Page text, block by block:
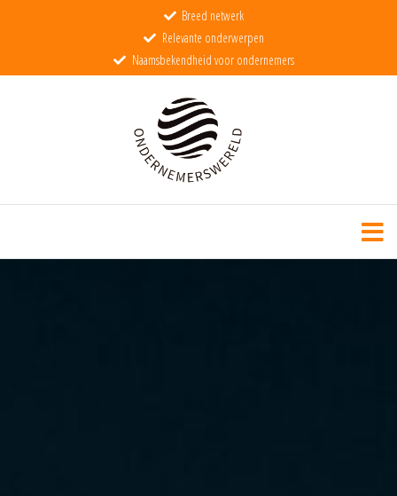
Breed netwerk
Relevante onderwerpen
Naamsbekendheid voor ondernemers
OndernemerswereldDe wereld voor echte ondernemers